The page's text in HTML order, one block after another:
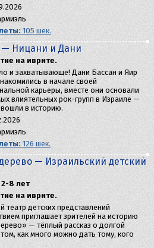
105 шек.
— Ницани и Дани
на иврите.
и захватывающе! Дани Бассан и Яир
в начале своей
карьеры, вместе они основали
влиятельных рок-групп в Израиле —
в историю.
126 шек.
— Израильский детский
8 лет
на иврите.
театр детских представлений
приглашает зрителей на историю
— тёплый рассказ о долгой
как много можно дать тому, кого